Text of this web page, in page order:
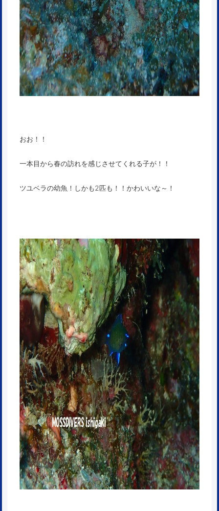
おお！！
一本目から春の訪れを感じさせてくれる子が！！
ツユベラの幼魚！しかも2匹も！！かわいいな～！